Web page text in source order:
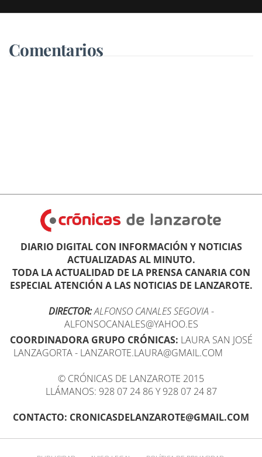
Comentarios
DIARIO DIGITAL CON INFORMACIÓN Y NOTICIAS
ACTUALIZADAS AL MINUTO.
TODA LA ACTUALIDAD DE LA PRENSA CANARIA CON
ESPECIAL ATENCIÓN A LAS NOTICIAS DE LANZAROTE.
DIRECTOR:ALFONSO CANALES SEGOVIA -
ALFONSOCANALES@YAHOO.ES
COORDINADORA GRUPO CRÓNICAS: LAURA SAN JOSÉ
LANZAGORTA - LANZAROTE.LAURA@GMAIL.COM
© CRÓNICAS DE LANZAROTE 2015
LLÁMANOS: 928 07 24 86 Y 928 07 24 87
CONTACTO: CRONICASDELANZAROTE@GMAIL.COM